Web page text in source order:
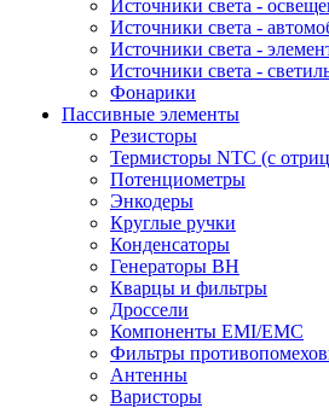
Источники света -
Источники света -
Источники света -
Источники света -
Фонарики
Пассивные элементы
Резисторы
Термисторы NTC (с
Потенциометры
Энкодеры
Круглые ручки
Конденсаторы
Генераторы ВН
Кварцы и фильтры
Дроссели
Компоненты EMI/EMC
Фильтры
Антенны
Варисторы